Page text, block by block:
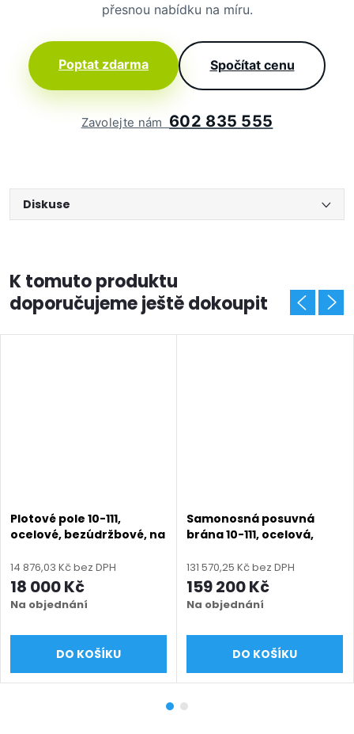
přesnou nabídku na míru.
Poptat zdarma Spočítat cenu
Zavolejte nám 602 835 555
Diskuse
K tomuto produktu
doporučujeme ještě dokoupit
Plotové pole 10-111,
ocelové, bezúdržbové, na
mm, výška 600–2000
mm), černá RAL 9005
matná
14 876,03 Kč bez DPH
18 000 Kč
Na objednání
DO KOŠÍKU
Samonosná posuvná
brána 10-111, ocelová,
(šířka 1500 - 6000 mm,
výška 1000 - 2000 mm),
černá RAL 9005 matná
131 570,25 Kč bez DPH
159 200 Kč
Na objednání
DO KOŠÍKU